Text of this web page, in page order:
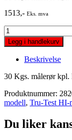
1513,- Eks. mva
30
Kgs.
målerør
quantity
Legg i handlekurv
Beskrivelse
30 Kgs. målerør kpl.
Produktnummer:
modell, Tru-Test HI-
Du liker